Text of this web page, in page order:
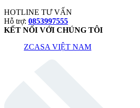
HOTLINE TƯ VẤN
Hỗ trợ: 0853997555
KẾT NỐI VỚI CHÚNG TÔI
ZCASA VIỆT NAM